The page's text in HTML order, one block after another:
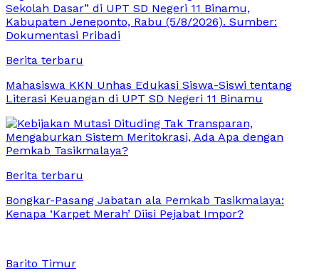
Berita terbaru
Mahasiswa KKN Unhas Edukasi Siswa-Siswi tentang
Literasi Keuangan di UPT SD Negeri 11 Binamu
Berita terbaru
Bongkar-Pasang Jabatan ala Pemkab Tasikmalaya:
Kenapa ‘Karpet Merah’ Diisi Pejabat Impor?
Barito Timur